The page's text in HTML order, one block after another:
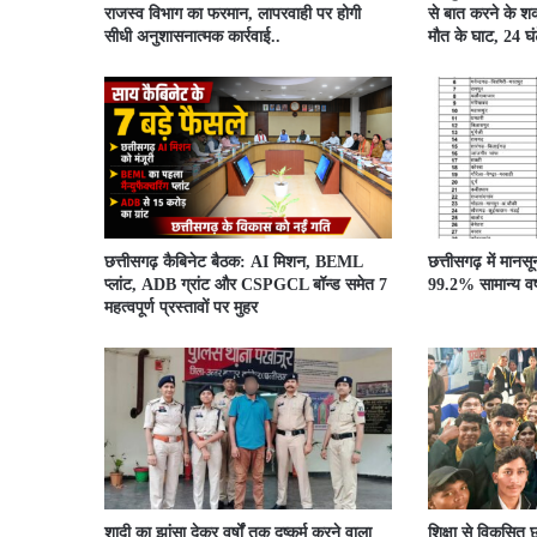
राजस्व विभाग का फरमान, लापरवाही पर होगी
सीधी अनुशासनात्मक कार्रवाई..
से बात करने के शक
मौत के घाट, 24
छत्तीसगढ़ कैबिनेट बैठक: AI मिशन, BEML
प्लांट, ADB ग्रांट और CSPGCL बॉन्ड समेत 7
महत्वपूर्ण प्रस्तावों पर मुहर
छत्तीसगढ़ में
99.2% सामान्य
शादी का झांसा देकर वर्षों तक दुष्कर्म करने वाला शिक्षा से